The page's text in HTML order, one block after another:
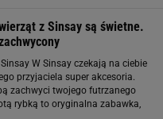
z Sinsay są świetne.
W Sinsay czekają na ciebie
przyjaciela super akcesoria.
zachwyci twojego futrzanego
rybką to oryginalna zabawka,